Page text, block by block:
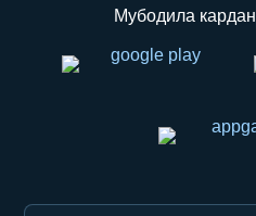
Мубодила кардан